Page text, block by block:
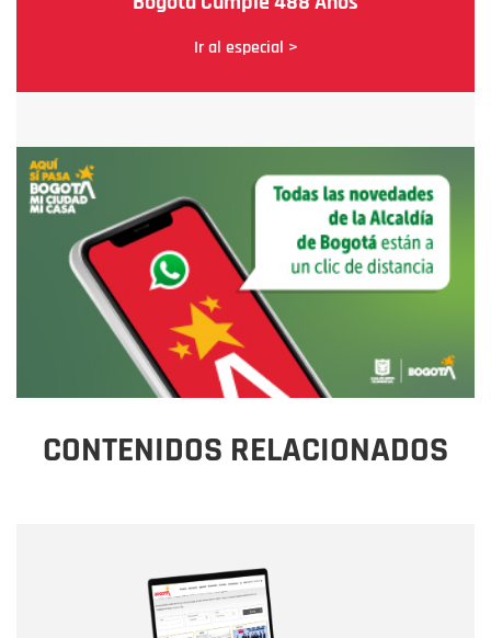
Ir al especial >
CONTENIDOS RELACIONADOS
Correo electrónico